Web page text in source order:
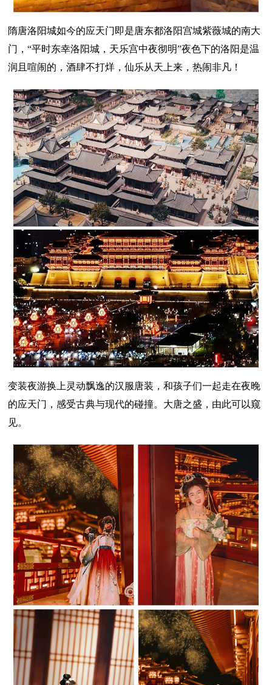
隋唐洛阳城如今的应天门即是唐东都洛阳宫城紫薇城的南大
门，“平时东幸洛阳城，天乐宫中夜彻明”夜色下的洛阳是温
润且喧闹的，酒肆不打烊，仙乐从天上来，热闹非凡！
变装夜游换上灵动飘逸的汉服唐装，和孩子们一起走在夜晚
的应天门，感受古典与现代的碰撞。大唐之盛，由此可以窥
见。